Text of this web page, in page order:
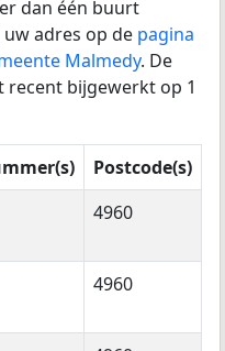
dan één buurt
adres op de pagina
Malmedy. De
recent bijgewerkt op 1
Postcode(s)
4960
4960